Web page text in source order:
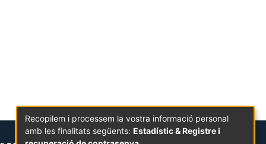
Recopilem i processem la vostra informació personal
amb les finalitats següents: Estadístic & Registre i